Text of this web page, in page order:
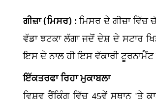
ਗੀਜ਼ਾ (ਮਿਸਰ) :ਮਿਸਰ ਦੇ ਗੀਜ਼ਾ ਵਿੱਚ
ਵੱਡਾ ਝਟਕਾ ਲੱਗਾ ਜਦੋਂ ਦੇਸ਼ ਦੇ ਸਟਾਰ
ਇਸ ਦੇ ਨਾਲ ਹੀ ਇਸ ਵੱਕਾਰੀ ਟੂਰਨਾਮੈਂਟ
ਇੱਕਤਰਫਾ ਰਿਹਾ ਮੁਕਾਬਲਾ
ਵਿਸ਼ਵ ਰੈਂਕਿੰਗ ਵਿੱਚ 45ਵੇਂ ਸਥਾਨ 'ਤੇ